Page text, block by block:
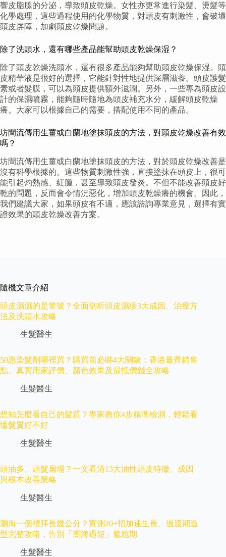
響皮脂腺的分泌，導致頭皮乾燥。女性亦更常進行染髮、燙髮等
化學處理，這些過程使用的化學物質，對頭皮有刺激性，會破壞
頭皮屏障，加劇頭皮乾燥問題。
除了洗頭水，還有哪些產品能幫助頭皮乾燥保湿？
除了頭皮乾燥洗頭水，還有很多產品能夠幫助頭皮乾燥保湿。頭
皮精華液是很好的選擇，它能針對性地提供深層滋養。頭皮護髮
素或者髮膜，可以為頭皮提供額外滋潤。另外，一些專為頭皮設
計的保濕噴霧，能夠隨時隨地為頭皮補充水分，緩解頭皮乾燥
癢。大家可以根據自己的需要，搭配使用不同的產品。
坊間流傳用生薑或白蘭地塗抹頭皮的方法，對頭皮乾燥改善有效
嗎？
坊間流傳用生薑或白蘭地塗抹頭皮的方法，對於頭皮乾燥改善是
沒有科學根據的。這些物質刺激性強，直接塗抹在頭皮上，很可
能引起灼熱感、紅腫，甚至導致頭皮發炎。不但不能改善頭皮好
乾的問題，反而會令情況惡化，增加頭皮乾燥癢的機會。因此，
我們建議大家，如果頭皮有不適，應該諮詢專業意見，選擇有實
證效果的頭皮乾燥改善方案。
隨機文章介紹
頭皮濕濕的是警號？全面剖析頭皮濕疹3大成因、治療方
法及洗頭水攻略
生髮醫生
50惠染髮劑哪裡買？購買前必睇4大關鍵：香港最齊銷售
點、真實用家評價、顏色效果及最抵價錢全攻略
生髮醫生
想知怎麼看自己的髮質？專家教你4步精準檢測，輕鬆看
懂髮質好不好
生髮醫生
頭油多、頭髮扁塌？一文看清13大油性頭皮特徵、成因
與根本改善策略
生髮醫生
瀏海一個禮拜長幾公分？實測20+招加速生長、過渡期造
型完整攻略，告別「瀏海過短」尷尬期
生髮醫生